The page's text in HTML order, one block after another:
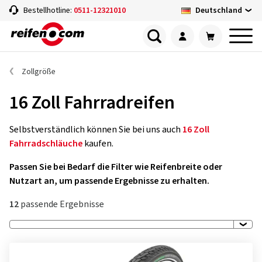
Bestellhotline: 0511-12321010 Deutschland
Zollgröße
16 Zoll Fahrradreifen
Selbstverständlich können Sie bei uns auch 16 Zoll
Fahrradschläuchekaufen.
Passen Sie bei Bedarf die Filter wie Reifenbreite oder
Nutzart an, um passende Ergebnisse zu erhalten.
12passende Ergebnisse